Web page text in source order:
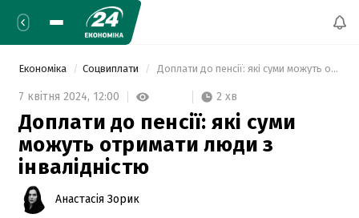
Економіка Соцвиплати Доплати до пенсії: які суми можуть отримати люди з інвалідністю
7 квітня 2024, 12:00 2 хв
Доплати до пенсії: які суми
можуть отримати люди з
інвалідністю
Анастасія Зорик